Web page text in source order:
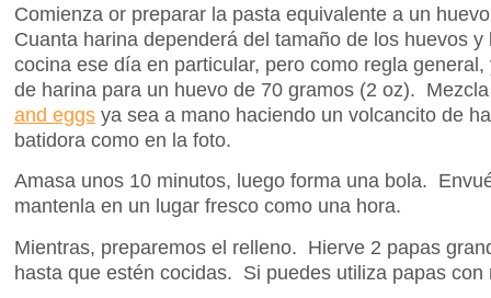
Comienza or preparar la pasta equivalente a un
Cuanta harina dependerá del tamaño de los huevos
cocina ese día en particular, pero como regla
de harina para un huevo de 70 gramos (2 oz).
and eggs ya sea a mano haciendo un volcancito de
batidora como en la foto.
Amasa unos 10 minutos, luego forma una bola.
mantenla en un lugar fresco como una hora.
Mientras, preparemos el relleno. Hierve 2 papas
hasta que estén cocidas. Si puedes utiliza papas con